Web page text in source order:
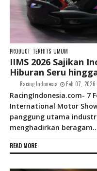
PRODUCT TERHITS UMUM
IIMS 2026 Sajikan
Hiburan Seru
Racing Indonesia Feb 07, 2026
RacingIndonesia.com- 7
International Motor
panggung utama
menghadirkan
READ MORE